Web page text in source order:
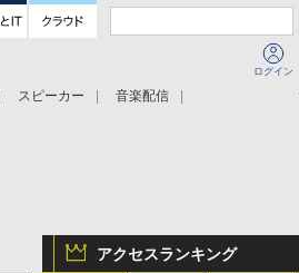
ログイン
スピーカー
音楽配信
アクセスランキング